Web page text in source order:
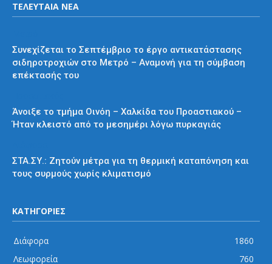
ΤΕΛΕΥΤΑΙΑ ΝΕΑ
Συνεχίζεται το Σεπτέμβριο το έργο αντικατάστασης
σιδηροτροχιών στο Μετρό – Αναμονή για τη σύμβαση
επέκτασής του
Άνοιξε το τμήμα Οινόη – Χαλκίδα του Προαστιακού –
Ήταν κλειστό από το μεσημέρι λόγω πυρκαγιάς
ΣΤΑ.ΣΥ.: Ζητούν μέτρα για τη θερμική καταπόνηση και
τους συρμούς χωρίς κλιματισμό
ΚΑΤΗΓΟΡΙΕΣ
Διάφορα
1860
Λεωφορεία
760